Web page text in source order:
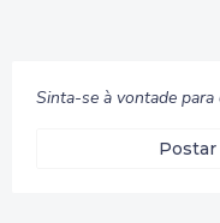
Sinta-se à vontade para